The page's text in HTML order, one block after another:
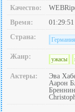
Качество:
Время:
01:29:51
Страна:
Германия
Жанр: ужасы
Актеры:
Эва
Аарон